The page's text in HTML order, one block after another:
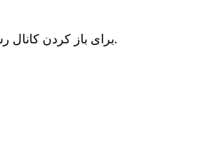
برای باز کردن کانال رسمی، روی یک آیکن بزنید.